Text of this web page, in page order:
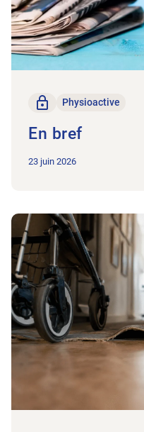
Seulement pour les
Physioactive
En bref
23 juin 2026
Vers l'article Aide